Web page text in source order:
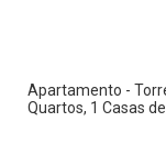
Apartamento -
Quartos, 1 Casas